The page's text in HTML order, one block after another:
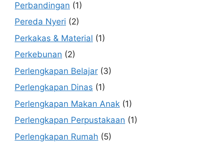
Perbandingan (1)
Pereda Nyeri (2)
Perkakas & Material (1)
Perkebunan (2)
Perlengkapan Belajar (3)
Perlengkapan Dinas (1)
Perlengkapan Makan Anak (1)
Perlengkapan Perpustakaan (1)
Perlengkapan Rumah (5)